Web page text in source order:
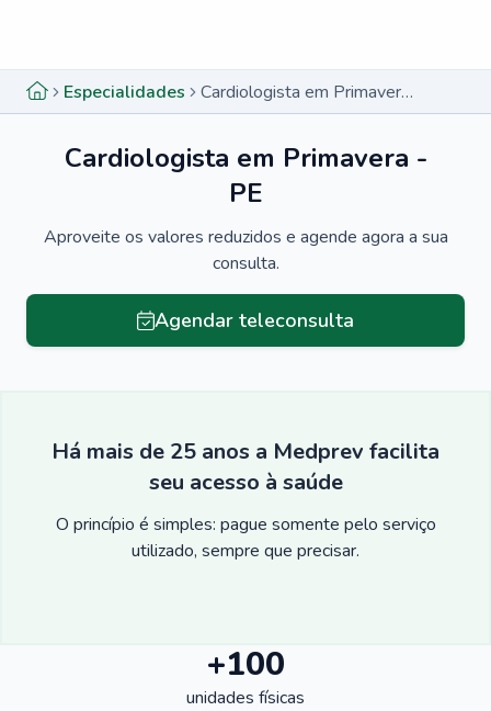
Especialidades Cardiologista em Primavera - PE
Cardiologista em Primavera -
PE
Aproveite os valores reduzidos e agende agora a sua
consulta.
Agendar teleconsulta
Há mais de 25 anos a Medprev facilita
seu acesso à saúde
O princípio é simples: pague somente pelo serviço
utilizado, sempre que precisar.
+100
unidades físicas